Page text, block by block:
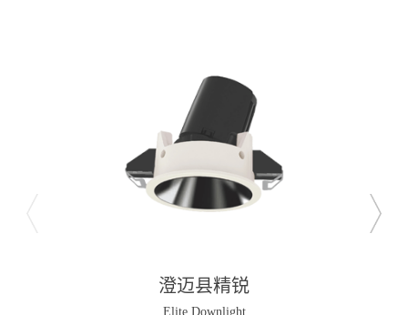
澄迈县精锐
Elite Downlight